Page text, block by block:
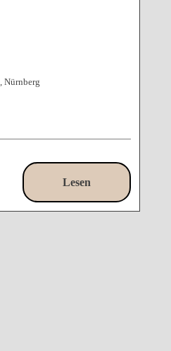
Nürnberg
Lesen